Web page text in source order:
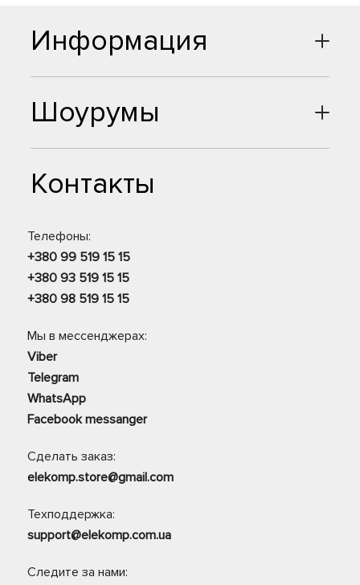
Шоурумы
Контакты
Телефоны:
+380 99 519 15 15
+380 93 519 15 15
+380 98 519 15 15
Мы в мессенджерах:
Viber
Telegram
WhatsApp
Facebook messanger
Сделать заказ:
elekomp.store@gmail.com
Техподдержка:
support@elekomp.com.ua
Следите за нами:
Информация